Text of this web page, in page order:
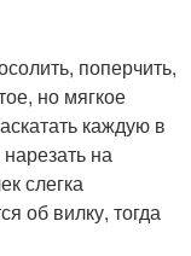
поперчить,
но мягкое
каждую в
на
слегка
об вилку, тогда